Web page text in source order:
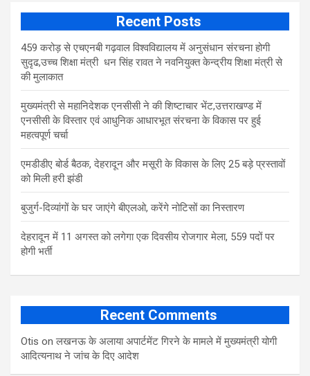
Recent Posts
459 करोड़ से एचएनबी गढ़वाल विश्वविद्यालय में अनुसंधान संरचना होगी
सुदृढ,उच्च शिक्षा मंत्री धन सिंह रावत ने नवनियुक्त केन्द्रीय शिक्षा मंत्री से
की मुलाकात
मुख्यमंत्री से महानिदेशक एनसीसी ने की शिष्टाचार भेंट,उत्तराखण्ड में
एनसीसी के विस्तार एवं आधुनिक आधारभूत संरचना के विकास पर हुई
महत्वपूर्ण चर्चा
एमडीडीए बोर्ड बैठक, देहरादून और मसूरी के विकास के लिए 25 बड़े प्रस्तावों
को मिली हरी झंडी
बुजुर्ग-दिव्यांगों के घर जाएंगे बीएलओ, करेंगे नोटिसों का निस्तारण
​देहरादून में 11 अगस्त को लगेगा एक दिवसीय रोजगार मेला, 559 पदों पर
होगी भर्ती
Recent Comments
Otis onलखनऊ के अलाया अपार्टमेंट गिरने के मामले में मुख्‍यमंत्री योगी
आद‍ित्‍यनाथ ने जांच के द‍िए आदेश